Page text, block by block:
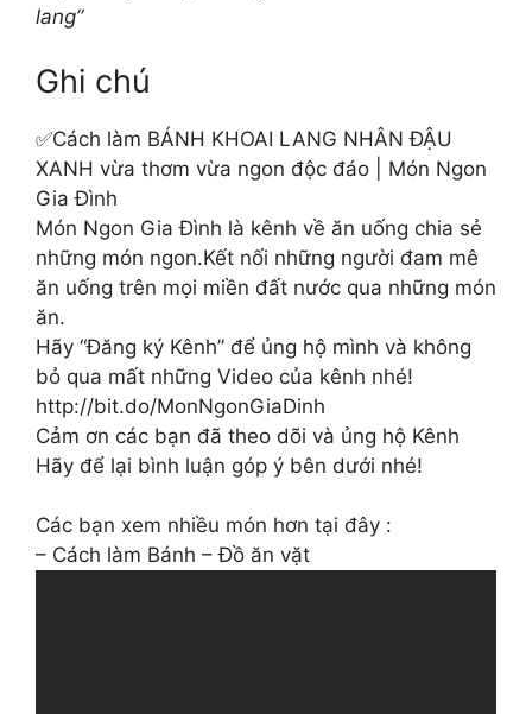
lang”
Ghi chú
✅Cách làm BÁNH KHOAI LANG NHÂN ÐẬU
XANH vừa thơm vừa ngon độc đáo | Món Ngon
Gia Đình
Món Ngon Gia Đình là kênh về ăn uống chia sẻ
những món ngon.Kết nối những người đam mê
ăn uống trên mọi miền đất nước qua những món
ăn.
Hãy “Đăng ký Kênh” để ủng hộ mình và không
bỏ qua mất những Video của kênh nhé!
http://bit.do/MonNgonGiaDinh
Cảm ơn các bạn đã theo dõi và ủng hộ Kênh
Hãy để lại bình luận góp ý bên dưới nhé!
Các bạn xem nhiều món hơn tại đây :
– Cách làm Bánh – Đồ ăn vặt